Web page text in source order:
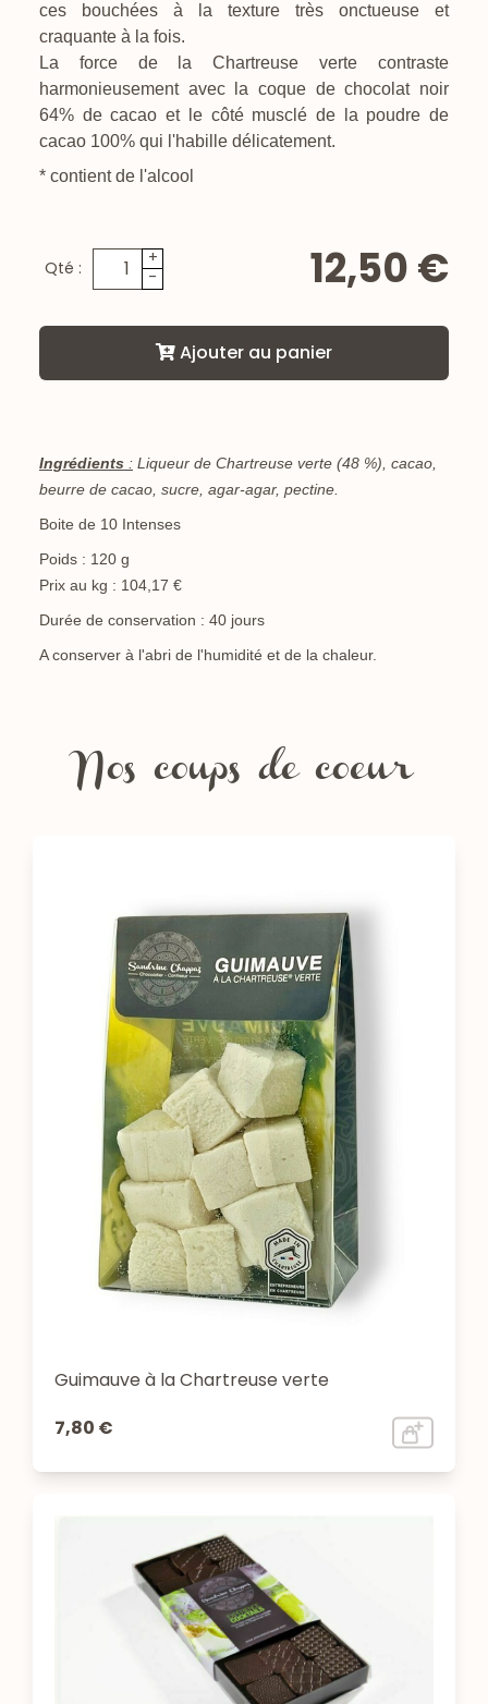
ces bouchées à la texture très onctueuse et
craquante à la fois.
La force de la Chartreuse verte contraste
harmonieusement avec la coque de chocolat noir
64% de cacao et le côté musclé de la poudre de
cacao 100% qui l'habille délicatement.
* contient de l'alcool
Qté :
+
-
12,50 €
Ajouter au panier
Ingrédients : Liqueur de Chartreuse verte (48 %), cacao,
beurre de cacao, sucre, agar-agar, pectine.
Boite de 10 Intenses
Poids : 120 g
Prix au kg : 104,17 €
Durée de conservation : 40 jours
A conserver à l'abri de l'humidité et de la chaleur.
Nos coups de coeur
Guimauve à la Chartreuse verte
7,80 €